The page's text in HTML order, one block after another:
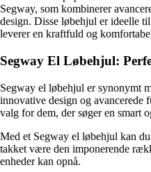
Segway, som kombinerer
design. Disse løbehjul er ideelle
leverer en kraftfuld og
Segway El Løbehjul:
Segway el løbehjul er synonymt
innovative design og avancerede
valg for dem, der søger en smart
Med et Segway el løbehjul kan
takket være den imponerende
enheder kan opnå.